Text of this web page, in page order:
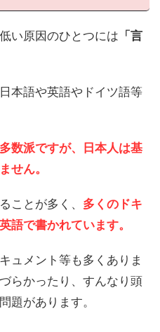
い原因のひとつには 「言
本語や英語やドイツ語等
数派ですが、
日本人は基
せん。
ことが多く、 多くのドキ
語で書かれています。
ュメント等も多くありま
らかったり、すんなり頭
題があります。